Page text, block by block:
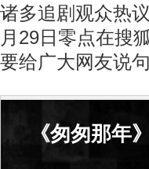
诸多追剧观众热
月29日零点在搜
要给广大网友说
《匆匆那年